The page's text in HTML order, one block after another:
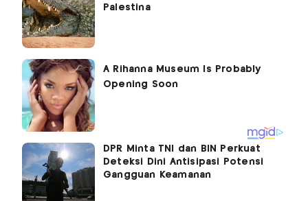
Palestina
DPR Minta TNI dan BIN Perkuat
Deteksi Dini Antisipasi Potensi
Gangguan Keamanan